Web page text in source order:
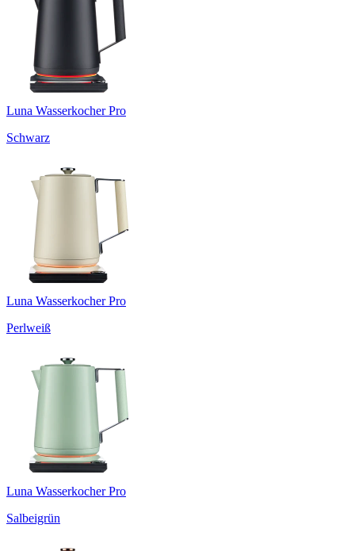
Luna Wasserkocher Pro
Schwarz
Luna Wasserkocher Pro
Perlweiß
Luna Wasserkocher Pro
Salbeigrün